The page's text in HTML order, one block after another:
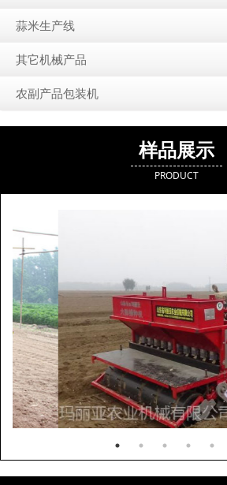
蒜米生产线
其它机械产品
农副产品包装机
样品展示
PRODUCT